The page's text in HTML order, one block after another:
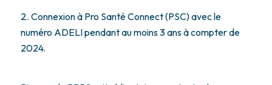
Connexion à Pro Santé Connect (PSC) avec le
numéro ADELI pendant au moins 3 ans à compter de
2024.